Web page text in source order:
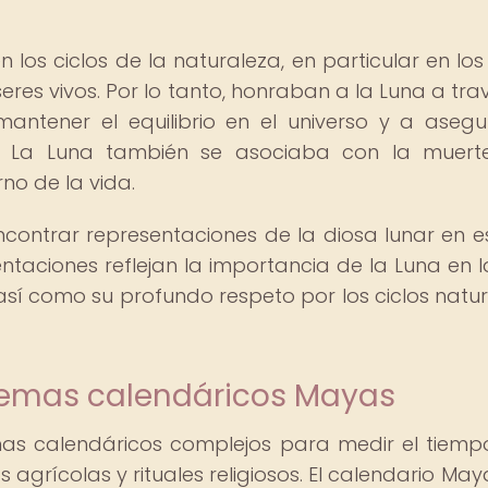
los ciclos de la naturaleza, en particular en
vivos. Por lo tanto, honraban a la Luna a
el equilibrio en el universo y a
Luna también se asociaba con la
de la vida.
representaciones de la diosa lunar en
reflejan la importancia de la Luna en
como su profundo respeto por los ciclos
calendáricos Mayas
calendáricos complejos para medir el
y rituales religiosos. El calendario